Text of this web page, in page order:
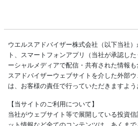
ウエルスアドバイザー株式会社（以下当社
ト、スマートフォンアプリ（当社が承認し
ーシャルメディアで配信・共有された情報
スアドバイザーウェブサイトを介した外部
は、お客様の責任で行っていただきますよう
【当サイトのご利用について】
当社がウェブサイト等で展開している投資